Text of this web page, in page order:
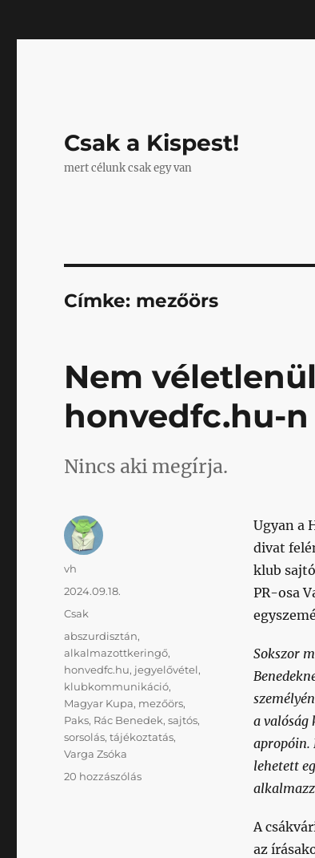
Csak a Kispest!
mert célunk csak egy van
Címke: mezőörs
Nem
honvedfc.hu-n
Nincs aki megírja.
Ugyan a
divat
klub
PR-osa
Sokszor
a valóság
apropóin.
lehetett
A
az
Szerző
vh
Közzétéve
2024.09.18.
Kategória
Csak
Címke
abszurdisztán,
alkalmazottkeringő,
honvedfc.hu, jegyelővétel,
klubkommunikáció,
Magyar Kupa, mezőörs,
Paks, Rác Benedek,sajtós,
sorsolás,tájékoztatás,
Varga Zsóka
20 hozzászólásNem